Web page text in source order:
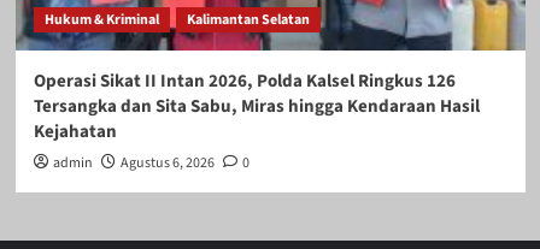
Hukum & Kriminal Kalimantan Selatan
Operasi Sikat II Intan 2026, Polda Kalsel Ringkus 126
Tersangka dan Sita Sabu, Miras hingga Kendaraan Hasil
Kejahatan
admin Agustus 6, 2026 0